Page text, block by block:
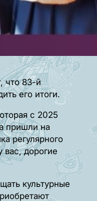
что 83-й
его итоги.
с 2025
пришли на
регулярного
вас, дорогие
культурные